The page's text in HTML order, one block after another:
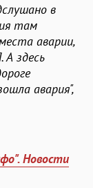
в
там
аварии,
А здесь
авария",
Новости